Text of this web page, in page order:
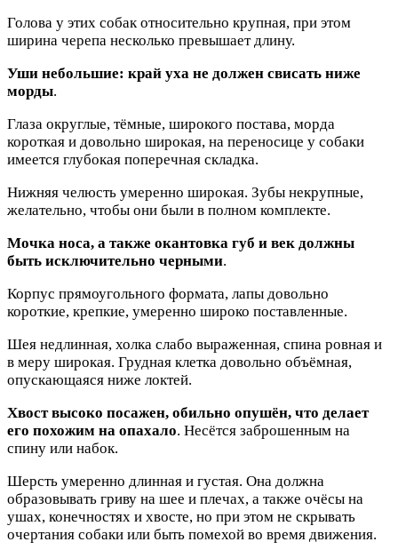
Голова у этих собак относительно крупная, при этом
ширина черепа несколько превышает длину.
Уши небольшие: край уха не должен свисать ниже
морды.
Глаза округлые, тёмные, широкого постава, морда
короткая и довольно широкая, на переносице у собаки
имеется глубокая поперечная складка.
Нижняя челюсть умеренно широкая. Зубы некрупные,
желательно, чтобы они были в полном комплекте.
Мочка носа, а также окантовка губ и век должны
быть исключительно черными.
Корпус прямоугольного формата, лапы довольно
короткие, крепкие, умеренно широко поставленные.
Шея недлинная, холка слабо выраженная, спина ровная и
в меру широкая. Грудная клетка довольно объёмная,
опускающаяся ниже локтей.
Хвост высоко посажен, обильно опушён, что делает
его похожим на опахало. Несётся заброшенным на
спину или набок.
Шерсть умеренно длинная и густая. Она должна
образовывать гриву на шее и плечах, а также очёсы на
ушах, конечностях и хвосте, но при этом не скрывать
очертания собаки или быть помехой во время движения.